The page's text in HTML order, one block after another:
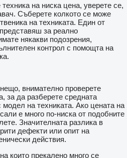
на ниска цена, уверете се,
Съберете колкото се може
на техниката. Един от
за реално
някакви подозрения,
контрол с помощта на
внимателно проверете
за да разберете средната
модел на техниката. Ако цената на
е много по-ниска от подобните
Значителната разлика в
дефекти или опит на
действия.
които прекалено много се